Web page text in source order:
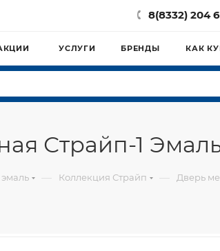
8(8332) 204
УСЛУГИ БРЕНДЫ КАК
Страйп-1
— Коллекция Страйп — Дверь